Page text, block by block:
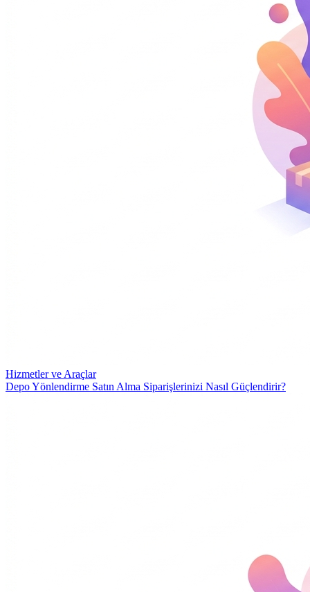
Hizmetler ve Araçlar
Depo Yönlendirme Satın Alma Siparişlerinizi Nasıl Güçlendirir?